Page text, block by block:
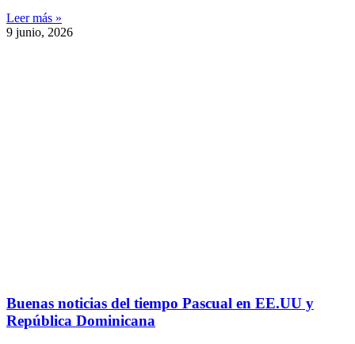
Leer más »
9 junio, 2026
Buenas noticias del tiempo Pascual en EE.UU y
República Dominicana